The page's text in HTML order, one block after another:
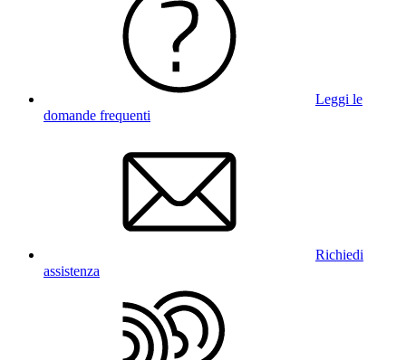
Leggi le
domande frequenti
Richiedi
assistenza